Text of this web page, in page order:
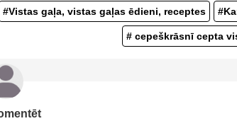
#Vistas gaļa, vistas gaļas ēdieni, receptes
# cepeškrāsnī cepta